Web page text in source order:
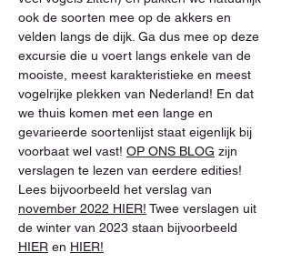
ook de soorten mee op de akkers en
velden langs de dijk. Ga dus mee op deze
excursie die u voert langs enkele van de
mooiste, meest karakteristieke en meest
vogelrijke plekken van Nederland! En dat
we thuis komen met een lange en
gevarieerde soortenlijst staat eigenlijk bij
voorbaat wel vast! OP ONS BLOG zijn
verslagen te lezen van eerdere edities!
Lees bijvoorbeeld het verslag van
november 2022 HIER! Twee verslagen uit
de winter van 2023 staan bijvoorbeeld
HIER en HIER!